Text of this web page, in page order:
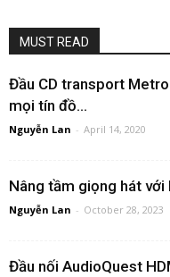
MUST READ
Đầu CD transport
mọi tín đồ...
Nguyễn Lan - April 14, 2020
Nâng tầm giọng hát với
Nguyễn Lan - October 28, 2023
Đầu nối AudioQuest